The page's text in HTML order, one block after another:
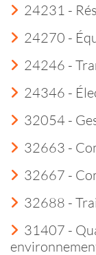
24231 -
24270 -
24246 -
24346 -
32054 -
32663 -
32667 -
32688 -
31407 -